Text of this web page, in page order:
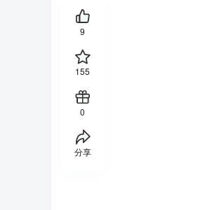
9
155
0
分享